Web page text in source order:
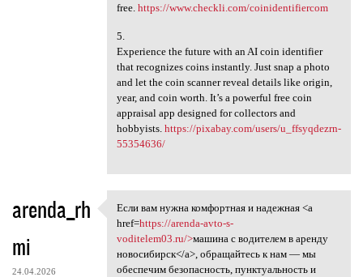
free. https://www.checkli.com/coinidentifiercom
5.
Experience the future with an AI coin identifier
that recognizes coins instantly. Just snap a photo
and let the coin scanner reveal details like origin,
year, and coin worth. It’s a powerful free coin
appraisal app designed for collectors and
hobbyists. https://pixabay.com/users/u_ffsyqdezrn-
55354636/
arenda_rh
mi
24.04.2026
Если вам нужна комфортная и
Если вам нужна комфортная и надежная <a
href=https://arenda-avto-s-
voditelem03.ru/>машина с водителем в аренду
новосибирск</a>, обращайтесь к нам — мы
обеспечим безопасность, пунктуальность и